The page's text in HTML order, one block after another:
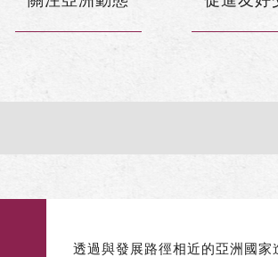
透過與發展路徑相近的亞洲國